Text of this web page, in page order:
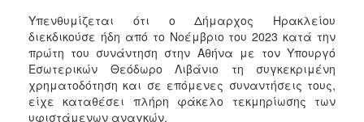
Υπενθυμίζεται ότι ο Δήμαρχος Ηρακλείου
διεκδικούσε ήδη από το Νοέμβριο του 2023 κατά την
πρώτη του συνάντηση στην Αθήνα με τον Υπουργό
Εσωτερικών Θεόδωρο Λιβάνιο τη συγκεκριμένη
χρηματοδότηση και σε επόμενες συναντήσεις τους,
είχε καταθέσει πλήρη φάκελο τεκμηρίωσης των
υφιστάμενων αναγκών.